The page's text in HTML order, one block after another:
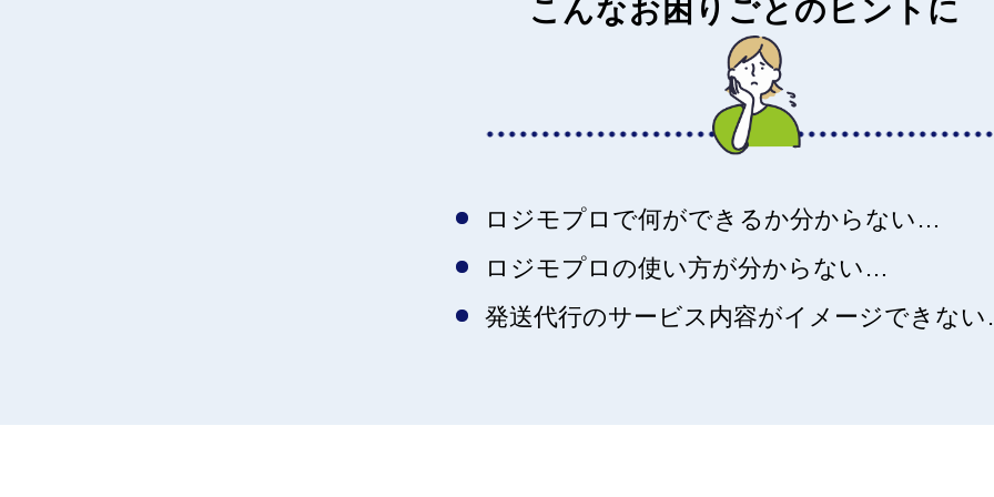
こんなお困りごとのヒントに
ロジモプロで何ができるか分からない…
ロジモプロの使い方が分からない…
発送代行のサービス内容がイメージできな